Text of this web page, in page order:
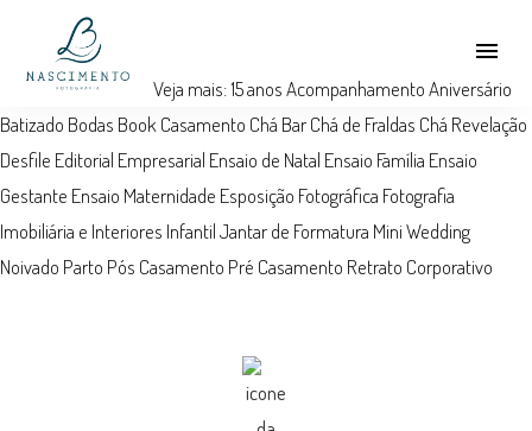
menu
Veja mais:15 anos AcompanhamentoAniversário
Batizado Bodas Book Casamento Chá BarChá de Fraldas Chá Revelação
Desfile Editorial Empresarial Ensaio de Natal Ensaio Família Ensaio
Gestante Ensaio Maternidade Esposição Fotográfica Fotografia
Imobiliária e Interiores InfantilJantar de Formatura Mini Wedding
Noivado Parto Pós Casamento Pré Casamento Retrato Corporativo